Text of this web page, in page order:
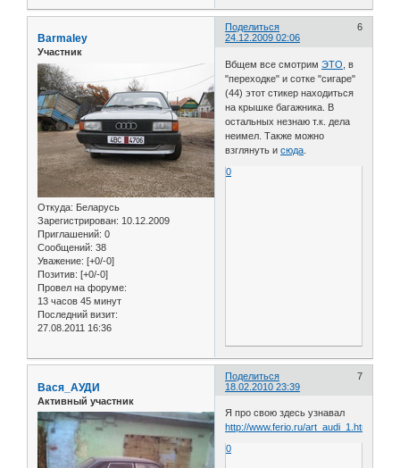
Поделиться
6
24.12.2009 02:06
Barmaley
Участник
Откуда: Беларусь
Зарегистрирован: 10.12.2009
Приглашений: 0
Сообщений: 38
Уважение: [+0/-0]
Позитив: [+0/-0]
Провел на форуме:
13 часов 45 минут
Последний визит:
27.08.2011 16:36
Вбщем все смотримЭТО , в
"переходке" и сотке "сигаре"
(44) этот стикер находиться
на крышке багажника. В
остальных незнаю т.к. дела
неимел. Также можно
взглянуть исюда
0
Поделиться
7
18.02.2010 23:39
Вася_АУДИ
Активный участник
Я про свою здесь узнавал
http://www.ferio.ru/art_audi_1.html
0